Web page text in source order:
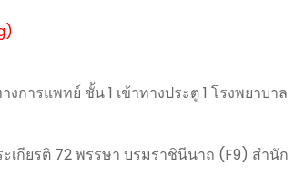
การแพทย์ ชั้น 1 เข้าทางประตู 1 โรงพยาบาล
เกียรติ 72 พรรษา บรมราชินีนาถ (F9) สำนัก